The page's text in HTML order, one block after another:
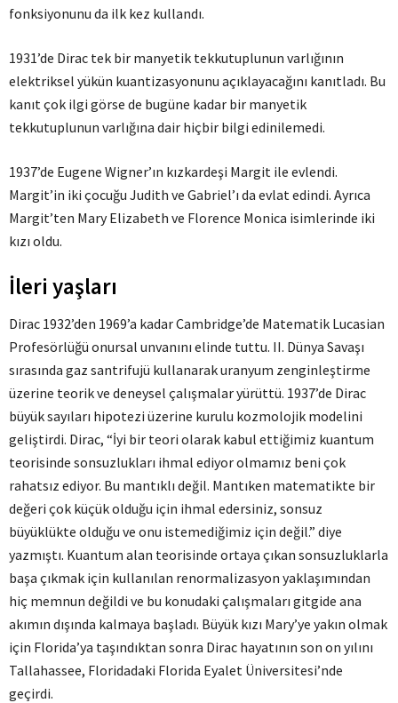
fonksiyonunu da ilk kez kullandı.
1931’de Dirac tek bir manyetik tekkutuplunun varlığının
elektriksel yükün kuantizasyonunu açıklayacağını kanıtladı. Bu
kanıt çok ilgi görse de bugüne kadar bir manyetik
tekkutuplunun varlığına dair hiçbir bilgi edinilemedi.
1937’de Eugene Wigner’ın kızkardeşi Margit ile evlendi.
Margit’in iki çocuğu Judith ve Gabriel’ı da evlat edindi. Ayrıca
Margit’ten Mary Elizabeth ve Florence Monica isimlerinde iki
kızı oldu.
İleri yaşları
Dirac 1932’den 1969’a kadar Cambridge’de Matematik Lucasian
Profesörlüğü onursal unvanını elinde tuttu. II. Dünya Savaşı
sırasında gaz santrifujü kullanarak uranyum zenginleştirme
üzerine teorik ve deneysel çalışmalar yürüttü. 1937’de Dirac
büyük sayıları hipotezi üzerine kurulu kozmolojik modelini
geliştirdi. Dirac, “İyi bir teori olarak kabul ettiğimiz kuantum
teorisinde sonsuzlukları ihmal ediyor olmamız beni çok
rahatsız ediyor. Bu mantıklı değil. Mantıken matematikte bir
değeri çok küçük olduğu için ihmal edersiniz, sonsuz
büyüklükte olduğu ve onu istemediğimiz için değil.” diye
yazmıştı. Kuantum alan teorisinde ortaya çıkan sonsuzluklarla
başa çıkmak için kullanılan renormalizasyon yaklaşımından
hiç memnun değildi ve bu konudaki çalışmaları gitgide ana
akımın dışında kalmaya başladı. Büyük kızı Mary’ye yakın olmak
için Florida’ya taşındıktan sonra Dirac hayatının son on yılını
Tallahassee, Floridadaki Florida Eyalet Üniversitesi’nde
geçirdi.